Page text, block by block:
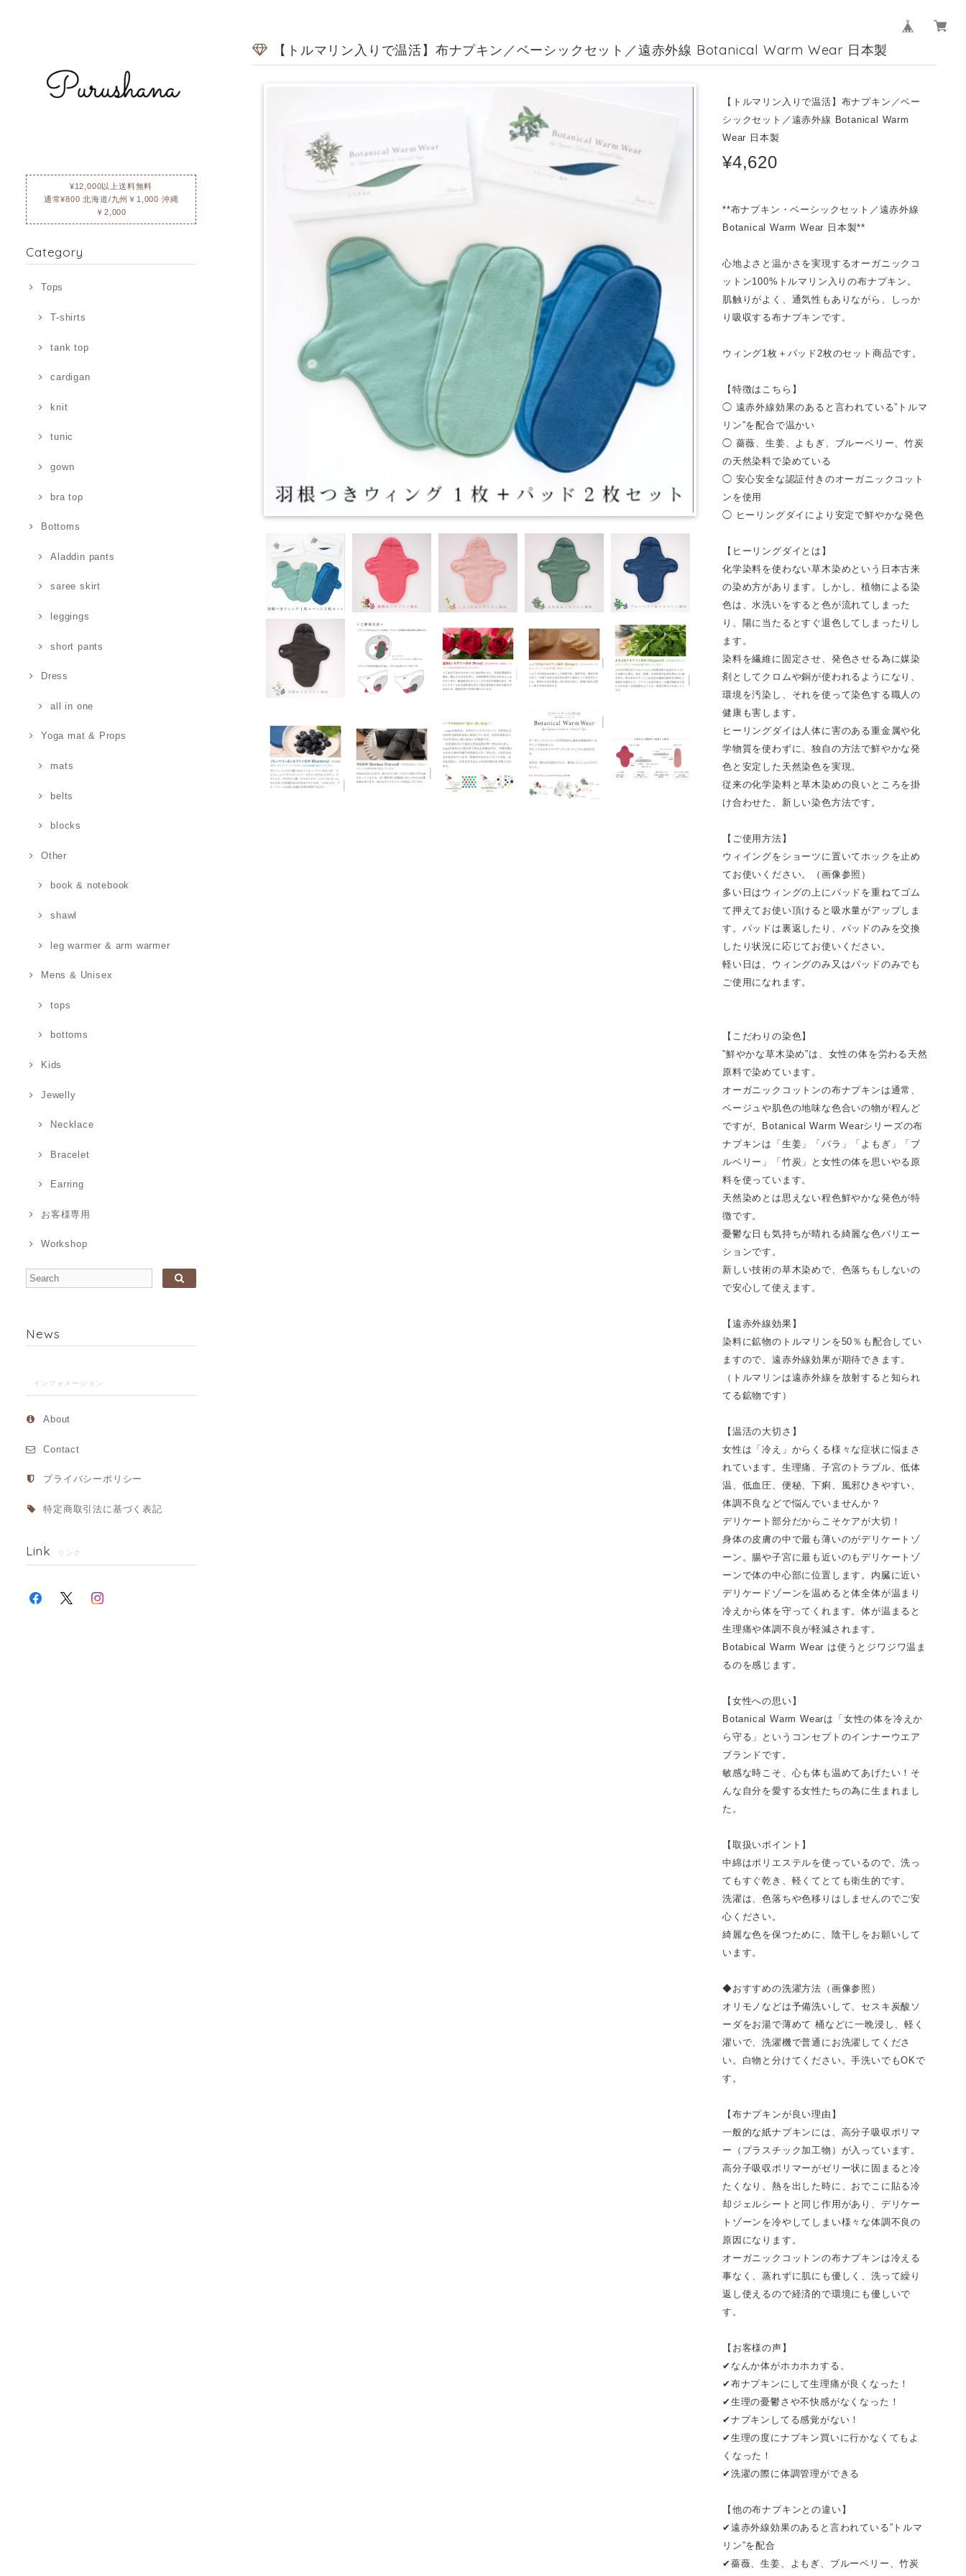
¥12,000以上送料無料
通常¥800 北海道/九州￥1,000 沖縄
￥2,000
Category
Tops
T-shirts
tank top
cardigan
knit
tunic
gown
bra top
Bottoms
Aladdin pants
saree skirt
leggings
short pants
Dress
all in one
Yoga mat & Props
mats
belts
blocks
Other
book & notebook
shawl
leg warmer & arm warmer
Mens & Unisex
tops
bottoms
Kids
Jewelly
Necklace
Bracelet
Earring
お客様専用
Workshop
News
インフォメーション
About
Contact
プライバシーポリシー
特定商取引法に基づく表記
Link リンク
【トルマリン入りで温活】布ナプキン／ベーシックセット／遠赤外線 Botanical Warm Wear 日本製
【トルマリン入りで温活】布ナプキン／ベー
シックセット／遠赤外線 Botanical Warm
Wear 日本製
¥4,620
**布ナプキン・ベーシックセット／遠赤外線
Botanical Warm Wear 日本製**
心地よさと温かさを実現するオーガニックコ
ットン100%トルマリン入りの布ナプキン。
肌触りがよく、通気性もありながら、しっか
り吸収する布ナプキンです。
ウィング1枚＋パッド2枚のセット商品です。
【特徴はこちら】
◯ 遠赤外線効果のあると言われている”トルマ
リン”を配合で温かい
◯ 薔薇、生姜、よもぎ、ブルーベリー、竹炭
の天然染料で染めている
◯ 安心安全な認証付きのオーガニックコット
ンを使用
◯ ヒーリングダイにより安定で鮮やかな発色
【ヒーリングダイとは】
化学染料を使わない草木染めという日本古来
の染め方があります。しかし、植物による染
色は、水洗いをすると色が流れてしまった
り、陽に当たるとすぐ退色してしまったりし
ます。
染料を繊維に固定させ、発色させる為に媒染
剤としてクロムや銅が使われるようになり、
環境を汚染し、それを使って染色する職人の
健康も害します。
ヒーリングダイは人体に害のある重金属や化
学物質を使わずに、独自の方法で鮮やかな発
色と安定した天然染色を実現。
従来の化学染料と草木染めの良いところを掛
け合わせた、新しい染色方法です。
【ご使用方法】
ウィイングをショーツに置いてホックを止め
てお使いください。（画像参照）
多い日はウィングの上にパッドを重ねてゴム
て押えてお使い頂けると吸水量がアップしま
す。パッドは裏返したり、パッドのみを交換
したり状況に応じてお使いください。
軽い日は、ウィングのみ又はパッドのみでも
ご使用になれます。
【こだわりの染色】
”鮮やかな草木染め”は、女性の体を労わる天然
原料で染めています。
オーガニックコットンの布ナプキンは通常、
ベージュや肌色の地味な色合いの物が程んど
ですが、Botanical Warm Wearシリーズの布
ナプキンは「生姜」「バラ」「よもぎ」「ブ
ルベリー」「竹炭」と女性の体を思いやる原
料を使っています。
天然染めとは思えない程色鮮やかな発色が特
徴です。
憂鬱な日も気持ちが晴れる綺麗な色バリエー
ションです。
新しい技術の草木染めで、色落ちもしないの
で安心して使えます。
【遠赤外線効果】
染料に鉱物のトルマリンを50％も配合してい
ますので、遠赤外線効果が期待できます。
（トルマリンは遠赤外線を放射すると知られ
てる鉱物です）
【温活の大切さ】
女性は「冷え」からくる様々な症状に悩まさ
れています。生理痛、子宮のトラブル、低体
温、低血圧、便秘、下痢、風邪ひきやすい、
体調不良などで悩んでいませんか？
デリケート部分だからこそケアが大切！
身体の皮膚の中で最も薄いのがデリケートゾ
ーン。腸や子宮に最も近いのもデリケートゾ
ーンで体の中心部に位置します。内臓に近い
デリケードゾーンを温めると体全体が温まり
冷えから体を守ってくれます。体が温まると
生理痛や体調不良が軽減されます。
Botabical Warm Wear は使うとジワジワ温ま
るのを感じます。
【女性への思い】
Botanical Warm Wearは「女性の体を冷えか
ら守る」というコンセプトのインナーウエア
ブランドです。
敏感な時こそ、心も体も温めてあげたい！そ
んな自分を愛する女性たちの為に生まれまし
た。
【取扱いポイント】
中綿はポリエステルを使っているので、洗っ
てもすぐ乾き、軽くてとても衛生的です。
洗濯は、色落ちや色移りはしませんのでご安
心ください。
綺麗な色を保つために、陰干しをお願いして
います。
◆おすすめの洗濯方法（画像参照）
オリモノなどは予備洗いして、セスキ炭酸ソ
ーダをお湯で薄めて 桶などに一晩浸し、軽く
濯いで、洗濯機で普通にお洗濯してくださ
い。白物と分けてください。手洗いでもOKで
す。
【布ナプキンが良い理由】
一般的な紙ナプキンには、高分子吸収ポリマ
ー（プラスチック加工物）が入っています。
高分子吸収ポリマーがゼリー状に固まると冷
たくなり、熱を出した時に、おでこに貼る冷
却ジェルシートと同じ作用があり、デリケー
トゾーンを冷やしてしまい様々な体調不良の
原因になります。
オーガニックコットンの布ナプキンは冷える
事なく、蒸れずに肌にも優しく、洗って繰り
返し使えるので経済的で環境にも優しいで
す。
【お客様の声】
✔なんか体がホカホカする。
✔布ナプキンにして生理痛が良くなった！
✔生理の憂鬱さや不快感がなくなった！
✔ナプキンしてる感覚がない！
✔生理の度にナプキン買いに行かなくてもよ
くなった！
✔洗濯の際に体調管理ができる
【他の布ナプキンとの違い】
✔遠赤外線効果のあると言われている”トルマ
リン”を配合
✔薔薇、生姜、よもぎ、ブルーベリー、竹炭